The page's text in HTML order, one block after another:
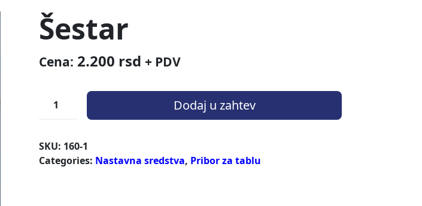
Šestar
Cena: 2.200 rsd + PDV
Dodaj u zahtev
SKU: 160-1
Categories: Nastavna sredstva, Pribor za tablu